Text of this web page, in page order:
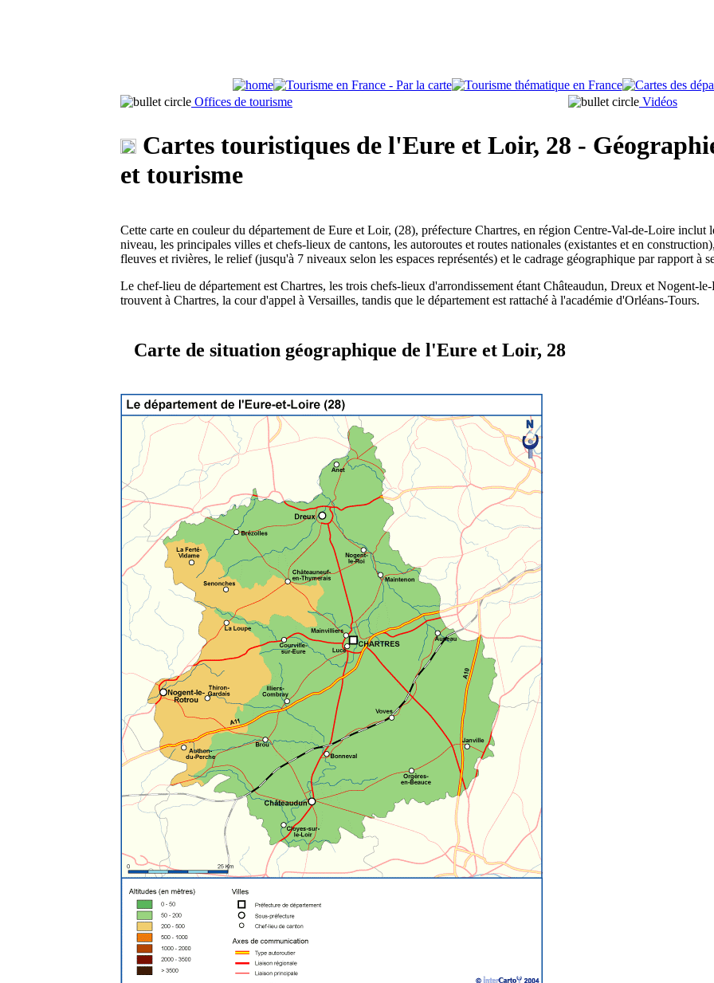
Offices de tourisme Vidéos
Cartes touristiques de l'Eure et Loir, 28 -
et tourisme
Cette carte en couleur du département de Eure et Loir, (28), préfecture Chartres, en région Centre-Val-de-Loire inclut
niveau, les principales villes et chefs-lieux de cantons, les autoroutes et routes nationales (existantes et en
fleuves et rivières, le relief (jusqu'à 7 niveaux selon les espaces représentés) et le cadrage géographique par rapport à
Le chef-lieu de département est Chartres, les trois chefs-lieux d'arrondissement étant Châteaudun, Dreux et Nogent-
trouvent à Chartres, la cour d'appel à Versailles, tandis que le département est rattaché à l'académie d'Orléans-Tours.
Carte de situation géographique de l'Eure et Loir, 28